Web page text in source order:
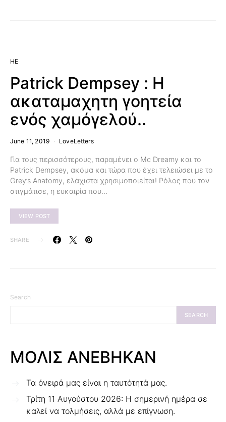
HE
Patrick Dempsey : Η
ακαταμαχητη γοητεία
ενός χαμόγελού..
June 11, 2019 LoveLetters
Για τους περισσότερους, παραμένει ο Mc Dreamy και το
Patrick Dempsey, ακόμα και τώρα που έχει τελειώσει με το
Grey’s Anatomy, ελάχιστα χρησιμοποιείται! Ρόλος που τον
στιγμάτισε, η ευκαιρία που…
VIEW POST
SHARE
Search
SEARCH
ΜΟΛΙΣ ΑΝΕΒΗΚΑΝ
Τα όνειρά μας είναι η ταυτότητά μας.
Τρίτη 11 Αυγούστου 2026: Η σημερινή ημέρα σε
καλεί να τολμήσεις, αλλά με επίγνωση.